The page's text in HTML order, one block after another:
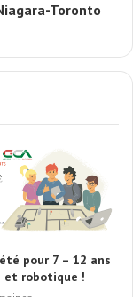
Toronto
pour 7 – 12 ans
et robotique !